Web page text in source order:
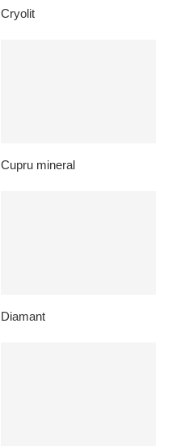
Cryolit
Cupru mineral
Diamant